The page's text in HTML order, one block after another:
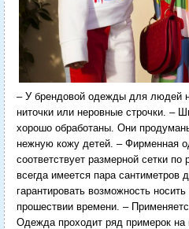
– У брендовой одежды для людей
ниточки или неровные строчки. –
хорошо обработаны. Они
нежную кожу детей. – Фирменная
соответствует размерной сетки по
всегда имеется пара сантиметров
гарантировать возможность
прошествии времени. –
Одежда проходит ряд примерок на